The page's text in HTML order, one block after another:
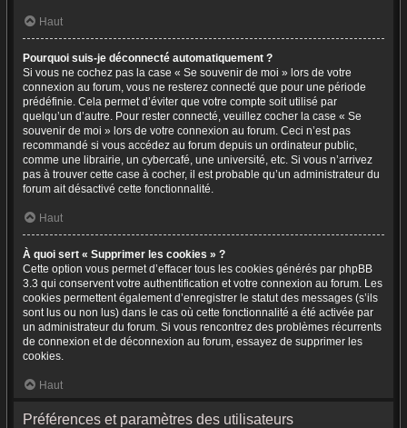
Haut
Pourquoi suis-je déconnecté automatiquement ?
Si vous ne cochez pas la case « Se souvenir de moi » lors de votre
connexion au forum, vous ne resterez connecté que pour une période
prédéfinie. Cela permet d’éviter que votre compte soit utilisé par
quelqu’un d’autre. Pour rester connecté, veuillez cocher la case « Se
souvenir de moi » lors de votre connexion au forum. Ceci n’est pas
recommandé si vous accédez au forum depuis un ordinateur public,
comme une librairie, un cybercafé, une université, etc. Si vous n’arrivez
pas à trouver cette case à cocher, il est probable qu’un administrateur du
forum ait désactivé cette fonctionnalité.
Haut
À quoi sert « Supprimer les cookies » ?
Cette option vous permet d’effacer tous les cookies générés par phpBB
3.3 qui conservent votre authentification et votre connexion au forum. Les
cookies permettent également d’enregistrer le statut des messages (s’ils
sont lus ou non lus) dans le cas où cette fonctionnalité a été activée par
un administrateur du forum. Si vous rencontrez des problèmes récurrents
de connexion et de déconnexion au forum, essayez de supprimer les
cookies.
Haut
Préférences et paramètres des utilisateurs